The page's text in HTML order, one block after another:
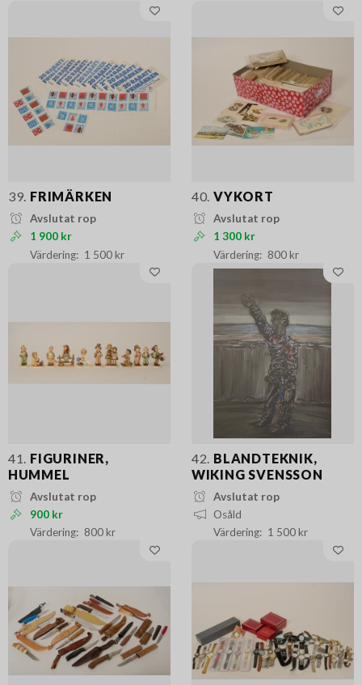
39. FRIMÄRKEN
Avslutat rop
1 900 kr
1 500 kr
40. VYKORT
Avslutat rop
1 300 kr
800 kr
41.
FIGURINER,
HUMMEL
Avslutat rop
900 kr
800 kr
42. BLANDTEKNIK,
WIKING SVENSSON
Avslutat rop
Osåld
1 500 kr